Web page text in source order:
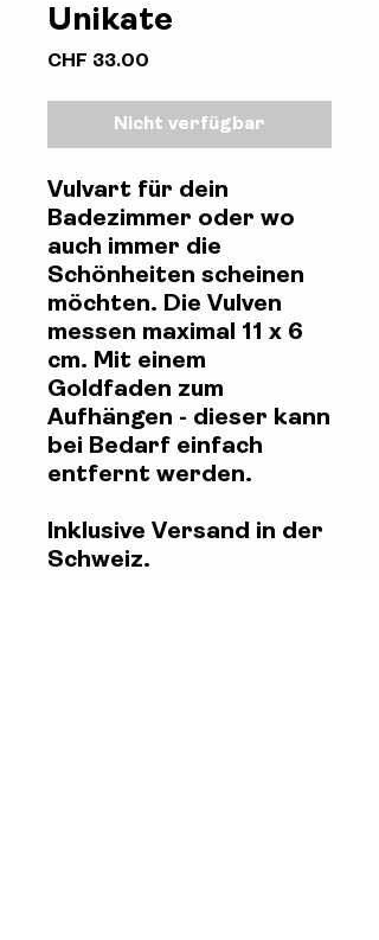
Unikate
CHF 33.00
Nicht verfügbar
Vulvart für dein
Badezimmer oder wo
auch immer die
Schönheiten scheinen
möchten. Die Vulven
messen maximal 11 x 6
cm. Mit einem
Goldfaden zum
Aufhängen - dieser kann
bei Bedarf einfach
entfernt werden.
Inklusive Versand in der
Schweiz.